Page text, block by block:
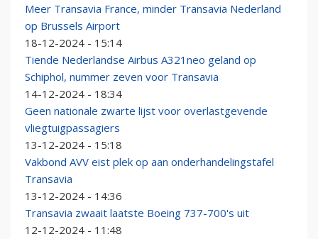
Meer Transavia France, minder Transavia Nederland
op Brussels Airport
18-12-2024 - 15:14
Tiende Nederlandse Airbus A321neo geland op
Schiphol, nummer zeven voor Transavia
14-12-2024 - 18:34
Geen nationale zwarte lijst voor overlastgevende
vliegtuigpassagiers
13-12-2024 - 15:18
Vakbond AVV eist plek op aan onderhandelingstafel
Transavia
13-12-2024 - 14:36
Transavia zwaait laatste Boeing 737-700's uit
12-12-2024 - 11:48